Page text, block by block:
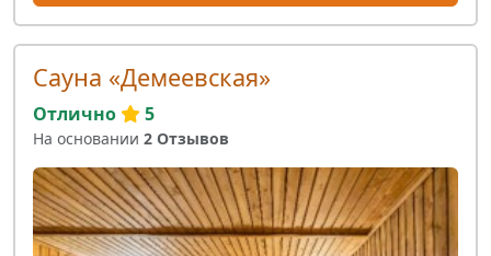
Сауна «Демеевская»
Отлично 5
На основании 2 Отзывов